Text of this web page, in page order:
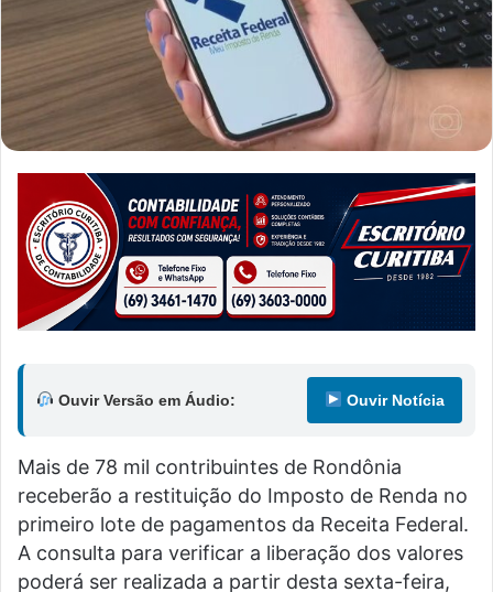
Ouvir Versão em Áudio: Ouvir Notícia
Mais de 78 mil contribuintes de Rondônia
receberão a restituição do Imposto de Renda no
primeiro lote de pagamentos da Receita Federal.
A consulta para verificar a liberação dos valores
poderá ser realizada a partir desta sexta-feira,